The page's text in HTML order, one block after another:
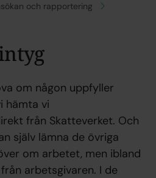
till
och rapportering
om någon uppfyller
hämta vi
från Skatteverket. Och
själv lämna de övriga
om arbetet, men ibland
arbetsgivaren. I de